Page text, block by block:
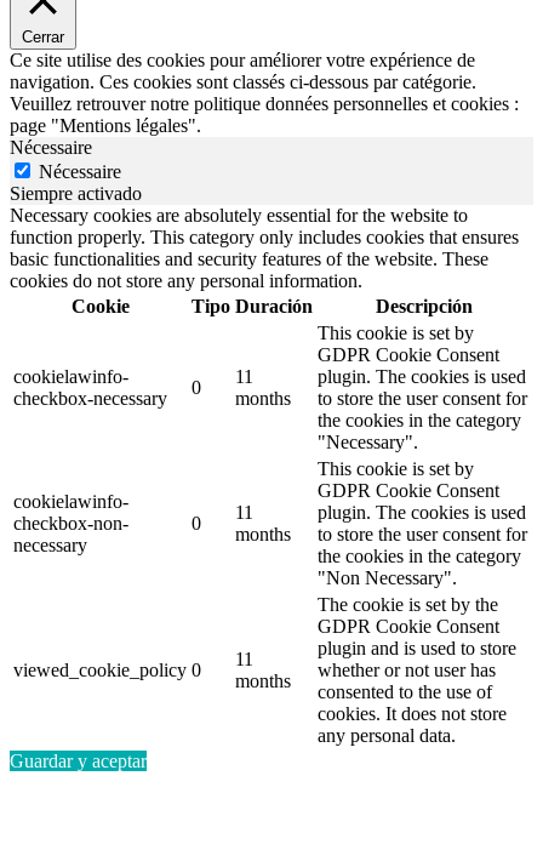
Cerrar
Ce site utilise des cookies pour améliorer votre expérience de
navigation. Ces cookies sont classés ci-dessous par catégorie.
Veuillez retrouver notre politique données personnelles et cookies :
page "Mentions légales".
Nécessaire
Nécessaire
Siempre activado
Necessary cookies are absolutely essential for the website to
function properly. This category only includes cookies that ensures
basic functionalities and security features of the website. These
cookies do not store any personal information.
Cookie
Tipo Duración Descripción
cookielawinfo-
checkbox-necessary
0
11
months
This cookie is set by
GDPR Cookie Consent
plugin. The cookies is used
to store the user consent for
the cookies in the category
"Necessary".
cookielawinfo-
checkbox-non-
necessary
0
11
months
This cookie is set by
GDPR Cookie Consent
plugin. The cookies is used
to store the user consent for
the cookies in the category
"Non Necessary".
viewed_cookie_policy 0
11
months
The cookie is set by the
GDPR Cookie Consent
plugin and is used to store
whether or not user has
consented to the use of
cookies. It does not store
any personal data.
Guardar y aceptar